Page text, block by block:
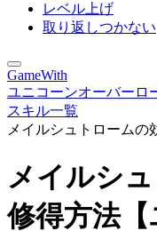
レベル上げ
取り返しつかない
GameWith
ユニコーンオーバーロ
スキル一覧
メイルシュトロームの
メイルシ
修得方法